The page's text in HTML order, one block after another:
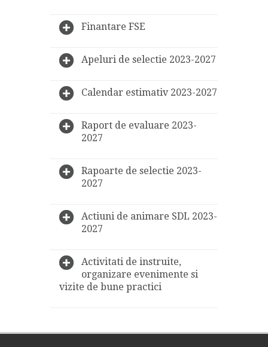
Finantare FSE
Apeluri de selectie 2023-2027
Calendar estimativ 2023-2027
Raport de evaluare 2023-
2027
Rapoarte de selectie 2023-
2027
Actiuni de animare SDL 2023-
2027
Activitati de instruite,
organizare evenimente si
vizite de bune practici